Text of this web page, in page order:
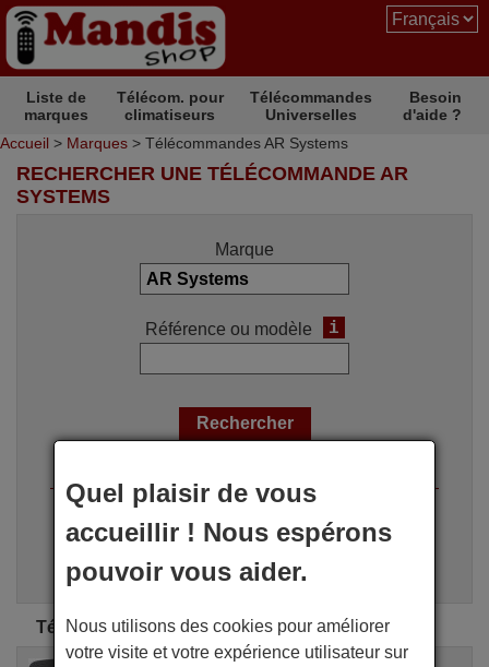
Liste de
marques
Télécom. pour
climatiseurs
Télécommandes
Universelles
Besoin
d'aide ?
Accueil > Marques > Télécommandes AR Systems
RECHERCHER UNE TÉLÉCOMMANDE AR
SYSTEMS
Marque
Référence ou modèle i
Recherche Avancée
Assistant de recherche
Télécommandes d'origine AR Systems
Quel plaisir de vous
accueillir ! Nous espérons
pouvoir vous aider.
Nous utilisons des cookies pour améliorer
votre visite et votre expérience utilisateur sur